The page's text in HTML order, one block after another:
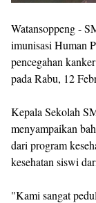
Watansoppeng -
imunisasi Human
pencegahan
pada Rabu, 12
Kepala Sekolah
menyampaikan
dari program
kesehatan siswi
"Kami sangat